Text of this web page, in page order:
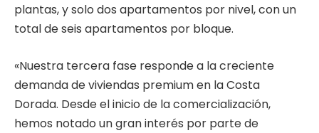
plantas, y solo dos apartamentos por nivel, con un
total de seis apartamentos por bloque.
«Nuestra tercera fase responde a la creciente
demanda de viviendas premium en la Costa
Dorada. Desde el inicio de la comercialización,
hemos notado un gran interés por parte de